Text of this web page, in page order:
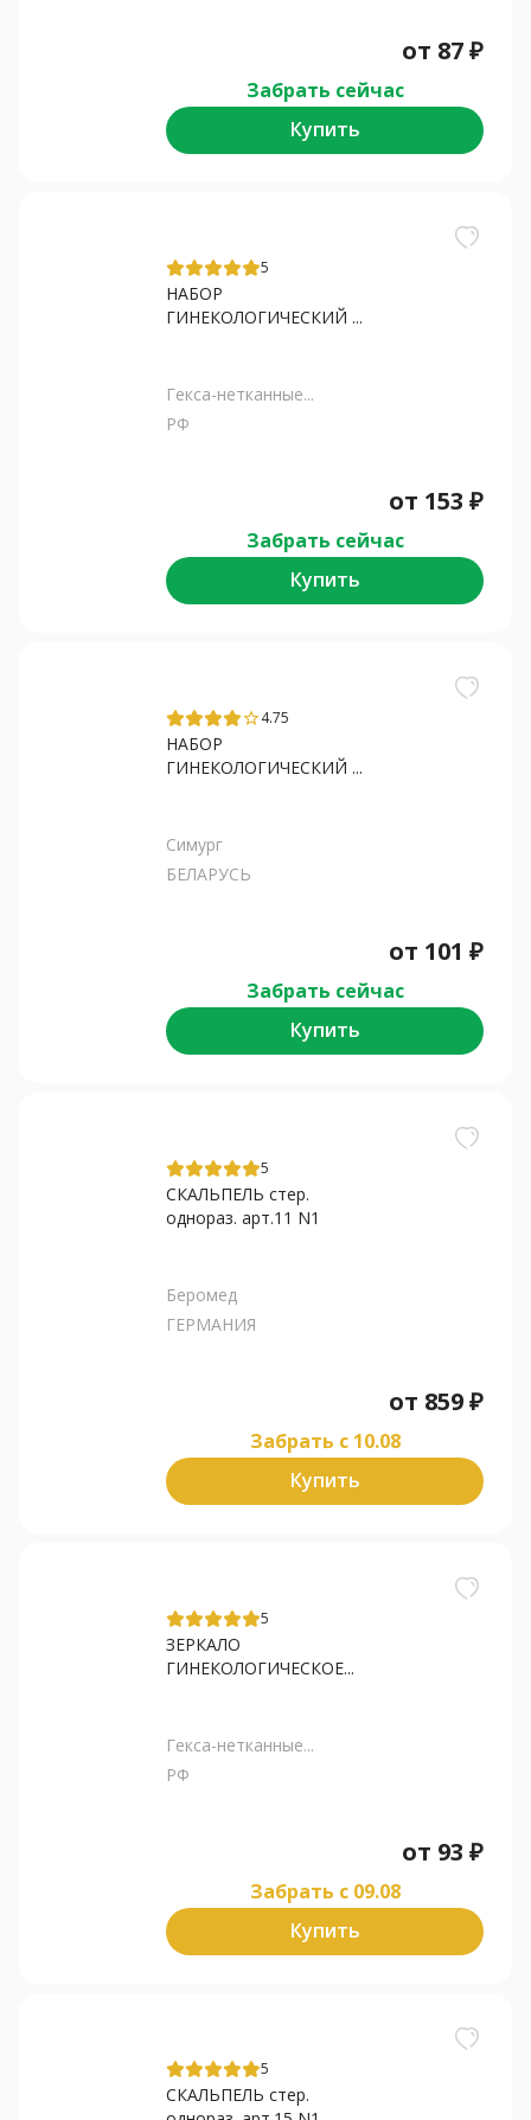
от 87₽
Забрать сейчас
Купить
5
НАБОР
ГИНЕКОЛОГИЧЕСКИЙ ...
Гекса-нетканные...
РФ
от 153 ₽
Забрать сейчас
Купить
star_border4.75
НАБОР
ГИНЕКОЛОГИЧЕСКИЙ ...
Симург
БЕЛАРУСЬ
от 101 ₽
Забрать сейчас
Купить
5
СКАЛЬПЕЛЬ стер.
однораз. арт.11 N1
Беромед
ГЕРМАНИЯ
от 859₽
Забрать c 10.08
Купить
5
ЗЕРКАЛО
ГИНЕКОЛОГИЧЕСКОЕ...
Гекса-нетканные...
РФ
от 93 ₽
Забрать c 09.08
Купить
5
СКАЛЬПЕЛЬ стер.